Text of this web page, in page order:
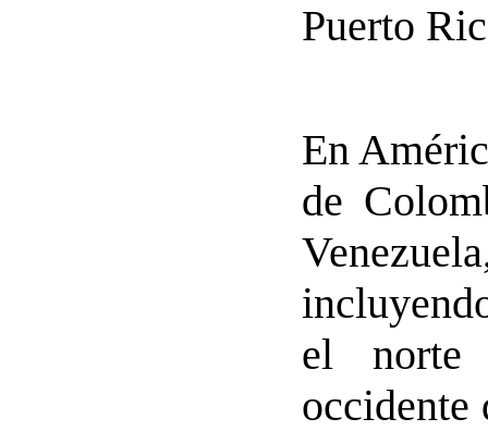
Puerto
En
de
el
occidente